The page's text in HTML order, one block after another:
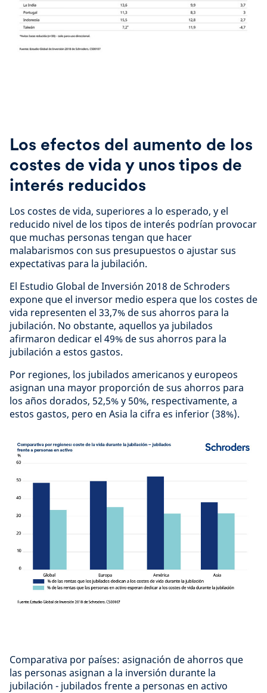
Los efectos del aumento de los
costes de vida y unos tipos de
interés reducidos
Los costes de vida, superiores a lo esperado, y el
reducido nivel de los tipos de interés podrían provocar
que muchas personas tengan que hacer
malabarismos con sus presupuestos o ajustar sus
expectativas para la jubilación.
El Estudio Global de Inversión 2018 de Schroders
expone que el inversor medio espera que los costes de
vida representen el 33,7% de sus ahorros para la
jubilación. No obstante, aquellos ya jubilados
afirmaron dedicar el 49% de sus ahorros para la
jubilación a estos gastos.
Por regiones, los jubilados americanos y europeos
asignan una mayor proporción de sus ahorros para
los años dorados, 52,5% y 50%, respectivamente, a
estos gastos, pero en Asia la cifra es inferior (38%).
Comparativa por países: asignación de ahorros que
las personas asignan a la inversión durante la
jubilación - jubilados frente a personas en activo